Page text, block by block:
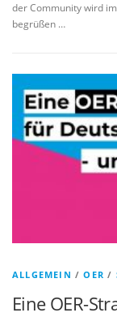
der Community wird
begrüßen …
ALLGEMEIN /OER /
Eine OER-